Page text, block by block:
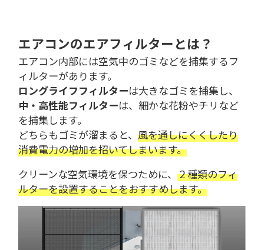
エアコンのエアフィルターとは？
エアコン内部には空気中のゴミなどを捕集するフ
ィルターがあります。
ロングライフフィルターは大きなゴミを捕集し、
中・高性能フィルターは、細かな花粉やチリなど
を捕集します。
どちらもゴミが溜まると、風を通しにくくしたり
消費電力の増加を招いてしまいます。
クリーンな空気環境を保つために、２種類のフィ
ルターを設置することをおすすめします。